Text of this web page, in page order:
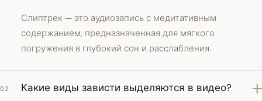
Слиптрек — это аудиозапись с медитативным
содержанием, предназначенная для мягкого
погружения в глубокий сон и расслабления.
02 Какие виды зависти выделяются в видео?